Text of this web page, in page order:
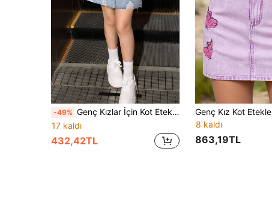
-49% Genç Kızlar İçin Kot Etek, Beyaz Harfli Desenli, Orta Bel, Eskitilmiş Yıkanmış Mavi Kot, Bol Kesim, Kişiselleştirilmiş, Sokak Rahatlığı, Retro, Moda, Tatlı Stil
17 kaldı
432,42TL
Genç Kız Kot
8 kaldı
863,19TL